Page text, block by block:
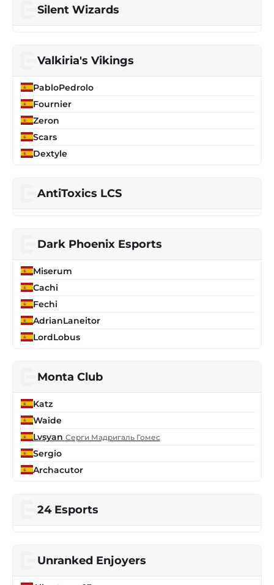
Silent Wizards
Valkiria's Vikings
PabloPedrolo
Fournier
Zeron
Scars
Dextyle
AntiToxics LCS
Dark Phoenix Esports
Miserum
Cachi
Fechi
AdrianLaneitor
LordLobus
Monta Club
Katz
Waide
Lvsyan Серги Мадригаль Гомес
Sergio
Archacutor
24 Esports
Unranked Enjoyers